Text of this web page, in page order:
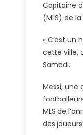
Capitaine
(MLS) de
« C’est un
cette ville,
Samedi.
Messi, une
MLS de
des